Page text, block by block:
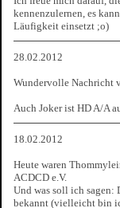
kennenzulernen, es
Läufigkeit einsetzt ;o)
28.02.2012
Wundervolle Nachricht
Auch Joker ist HD A/A
18.02.2012
Heute waren
ACDCD e.V.
Und was soll ich sagen:
bekannt (vielleicht bin